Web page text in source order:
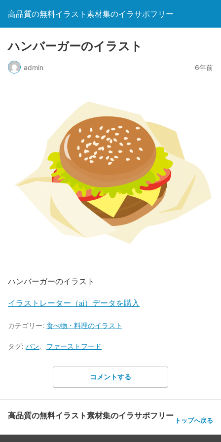
高品質の無料イラスト素材集のイラサポフリー
ハンバーガーのイラスト
admin 6年前
ハンバーガーのイラスト
イラストレーター（ai）データを購入
カテゴリー: 食べ物・料理のイラスト
タグ: パン ファーストフード
コメントする
高品質の無料イラスト素材集のイラサポフリー トップへ戻る